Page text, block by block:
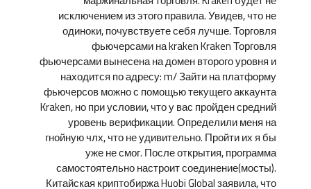
исключением из этого правила. Увидев, что не
одиноки, почувствуете себя лучше. Торговля
фьючерсами на kraken Kraken Торговля
фьючерсами вынесена на домен второго уровня и
находится по адресу: m/ Зайти на платформу
фьючерсов можно с помощью текущего аккаунта
Kraken, но при условии, что у вас пройден средний
уровень верификации. Определили меня на
гнойную члх, что не удивительно. Пройти их я бы
уже не смог. После открытия, программа
самостоятельно настроит соединение(мосты).
Китайская криптобиржа Huobi Global заявила, что